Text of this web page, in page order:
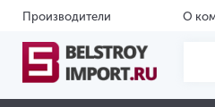
Производители О